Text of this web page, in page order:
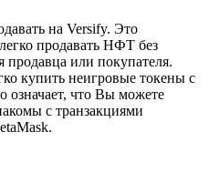
на Versify. Это
продавать НФТ без
продавца или покупателя.
купить неигровые токены с
означает, что Вы можете
с транзакциями